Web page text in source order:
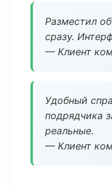
Разместил
сразу.
— Клиент
Удобный
подрядчика
реальные.
— Клиент